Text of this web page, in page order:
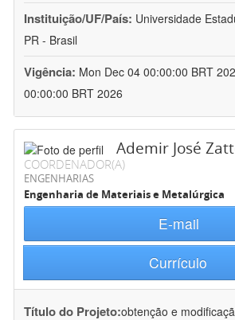
Instituição/UF/País: Universidade
PR - Brasil
Vigência: Mon Dec 04 00:00:00 BRT
00:00:00 BRT 2026
Ademir José
COORDENADOR(A)
ENGENHARIAS
Engenharia de Materiais e Metalúrgica
E-mail
Currículo
Título do Projeto:obtenção e